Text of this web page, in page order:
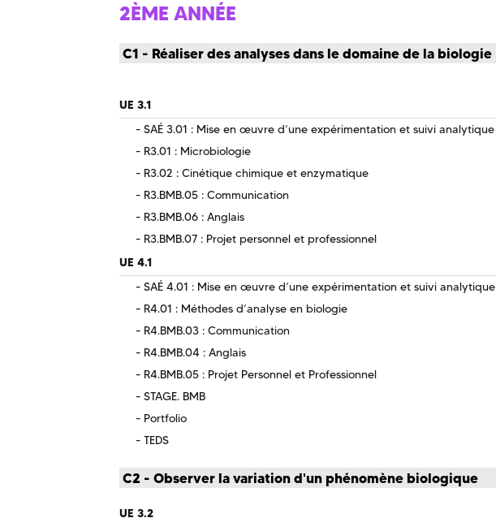
2ÈME ANNÉE
C1 - Réaliser des analyses dans le domaine de la biologie
UE 3.1
SAÉ 3.01 : Mise en œuvre d’une expérimentation et suivi analytique
R3.01 : Microbiologie
R3.02 : Cinétique chimique et enzymatique
R3.BMB.05 : Communication
R3.BMB.06 : Anglais
R3.BMB.07 : Projet personnel et professionnel
UE 4.1
SAÉ 4.01 : Mise en œuvre d’une expérimentation et suivi analytique
R4.01 : Méthodes d’analyse en biologie
R4.BMB.03 : Communication
R4.BMB.04 : Anglais
R4.BMB.05 : Projet Personnel et Professionnel
STAGE. BMB
Portfolio
TEDS
C2 - Observer la variation d'un phénomène biologique
UE 3.2